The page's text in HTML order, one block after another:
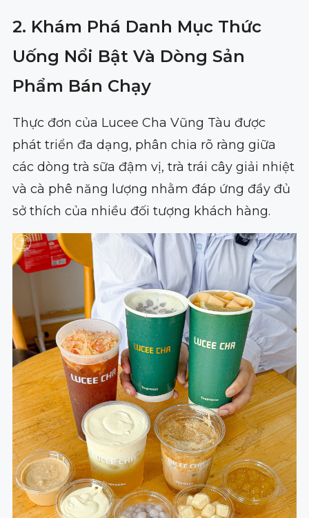
2. Khám Phá Danh Mục Thức
Uống Nổi Bật Và Dòng Sản
Phẩm Bán Chạy
Thực đơn của Lucee Cha Vũng Tàu được
phát triển đa dạng, phân chia rõ ràng giữa
các dòng trà sữa đậm vị, trà trái cây giải nhiệt
và cà phê năng lượng nhằm đáp ứng đầy đủ
sở thích của nhiều đối tượng khách hàng.